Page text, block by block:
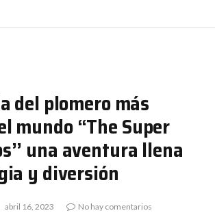
del plomero más
mundo “The Super
una aventura llena
y diversión
abril 16, 2023
No hay comentarios